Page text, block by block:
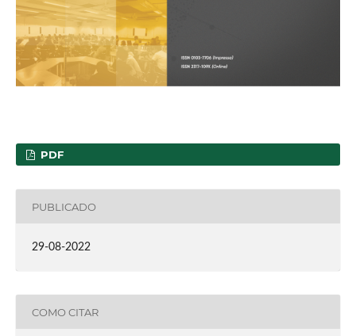
PDF
PUBLICADO
29-08-2022
COMO CITAR